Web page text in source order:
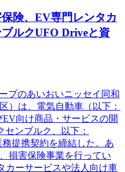
険、EV専門レンタカ
ルクUFO Driveと資
プのあいおいニッセイ同和
）は、電気自動車（以下：
向け商品・サービスの開
ンブルク、以下：
提携契約を締結した。あ
損害保険事業を行ってい
カーサービスや法人向け車